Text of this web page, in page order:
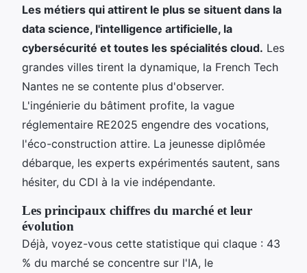
Les métiers qui attirent le plus se situent dans la
data science, l'intelligence artificielle, la
cybersécurité et toutes les spécialités cloud. Les
grandes villes tirent la dynamique, la French Tech
Nantes ne se contente plus d'observer.
L'ingénierie du bâtiment profite, la vague
réglementaire RE2025 engendre des vocations,
l'éco-construction attire. La jeunesse diplômée
débarque, les experts expérimentés sautent, sans
hésiter, du CDI à la vie indépendante.
Les principaux chiffres du marché et leur
évolution
Déjà, voyez-vous cette statistique qui claque : 43
% du marché se concentre sur l'IA, le